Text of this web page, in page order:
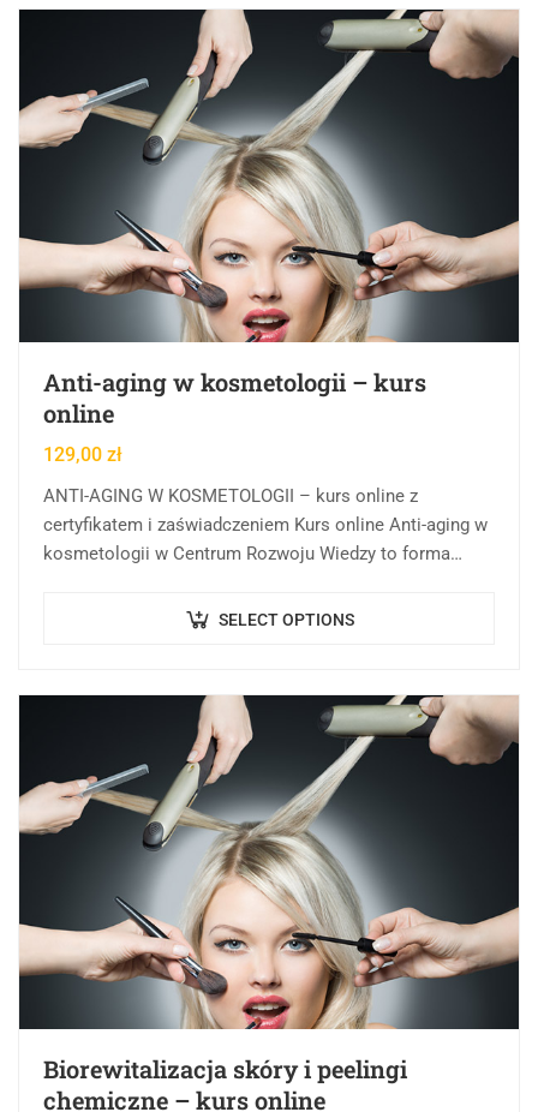
Anti-aging w kosmetologii – kurs
online
129,00 zł
ANTI-AGING W KOSMETOLOGII – kurs online z
certyfikatem i zaświadczeniem Kurs online Anti-aging w
kosmetologii w Centrum Rozwoju Wiedzy to forma
SELECT OPTIONS
Biorewitalizacja skóry i peelingi
chemiczne – kurs online